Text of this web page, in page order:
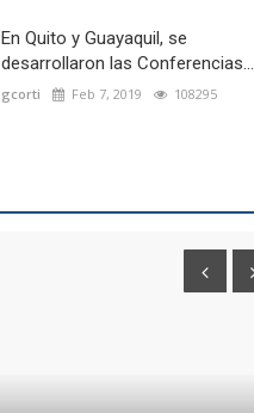
En Quito y Guayaquil, se
desarrollaron las Conferencias...
gcorti Feb 7, 2019 108295